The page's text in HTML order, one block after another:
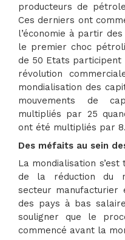
producteurs de
Ces derniers ont
l’économie à partir
le premier choc
de 50 Etats participent
révolution
mondialisation des
mouvements de
multipliés par 25
ont été multipliés par 8.
Des méfaits au sein
La mondialisation
de la réduction du
secteur manufacturier
des pays à bas
souligner que le
commencé avant la